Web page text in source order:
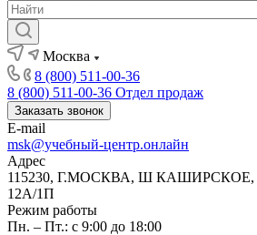
Москва
8 (800) 511-00-36
8 (800) 511-00-36 Отдел продаж
Заказать звонок
E-mail
msk@учебный-центр.онлайн
Адрес
115230, Г.МОСКВА, Ш
12А/1П
Режим работы
Пн. – Пт.: с 9:00 до 18:00